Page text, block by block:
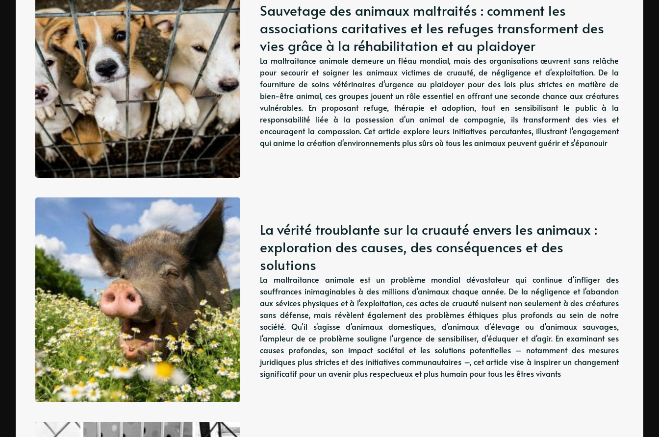
Sauvetage des animaux maltraités : comment les
associations caritatives et les refuges transforment des
vies grâce à la réhabilitation et au plaidoyer
La maltraitance animale demeure un fléau mondial, mais des organisations œuvrent sans relâche
pour secourir et soigner les animaux victimes de cruauté, de négligence et d'exploitation. De la
fourniture de soins vétérinaires d'urgence au plaidoyer pour des lois plus strictes en matière de
bien-être animal, ces groupes jouent un rôle essentiel en offrant une seconde chance aux créatures
vulnérables. En proposant refuge, thérapie et adoption, tout en sensibilisant le public à la
responsabilité liée à la possession d'un animal de compagnie, ils transforment des vies et
encouragent la compassion. Cet article explore leurs initiatives percutantes, illustrant l'engagement
qui anime la création d'environnements plus sûrs où tous les animaux peuvent guérir et s'épanouir
La vérité troublante sur la cruauté envers les animaux :
exploration des causes, des conséquences et des
solutions
La maltraitance animale est un problème mondial dévastateur qui continue d'infliger des
souffrances inimaginables à des millions d'animaux chaque année. De la négligence et l'abandon
aux sévices physiques et à l'exploitation, ces actes de cruauté nuisent non seulement à des créatures
sans défense, mais révèlent également des problèmes éthiques plus profonds au sein de notre
société. Qu'il s'agisse d'animaux domestiques, d'animaux d'élevage ou d'animaux sauvages,
l'ampleur de ce problème souligne l'urgence de sensibiliser, d'éduquer et d'agir. En examinant ses
causes profondes, son impact sociétal et les solutions potentielles – notamment des mesures
juridiques plus strictes et des initiatives communautaires –, cet article vise à inspirer un changement
significatif pour un avenir plus respectueux et plus humain pour tous les êtres vivants